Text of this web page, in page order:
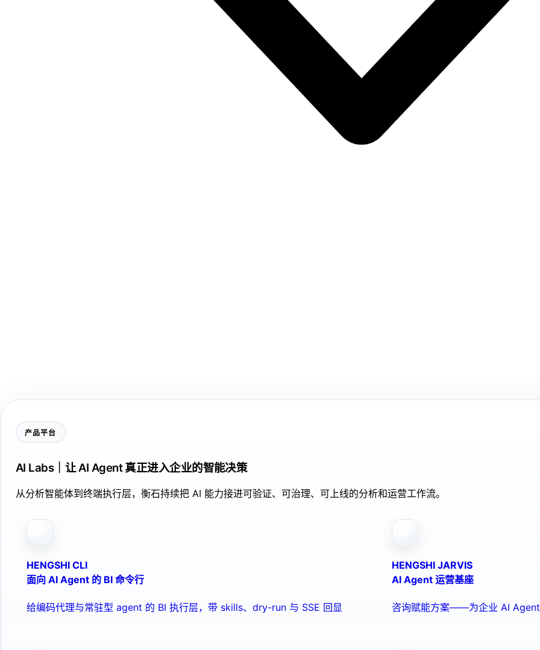
产品平台
AI Labs｜让 AI Agent 真正进入企业的智能决策
从分析智能体到终端执行层，衡石持续把 AI 能力接进可验证、可治理、可上线的分析和运营工作流。
HENGSHI CLI
面向 AI Agent 的 BI 命令行
给编码代理与常驻型 agent 的 BI 执行层，带 skills、dry-run 与 SSE 回显
HENGSHI JARVIS
AI Agent 运营基座
咨询赋能方案——为企业 AI Agent